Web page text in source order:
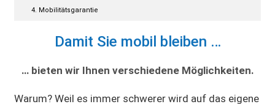
Mobilitätsgarantie
Damit Sie mobil bleiben …
… bieten wir Ihnen verschiedene Möglichkeiten.
Warum? Weil es immer schwerer wird auf das eigene